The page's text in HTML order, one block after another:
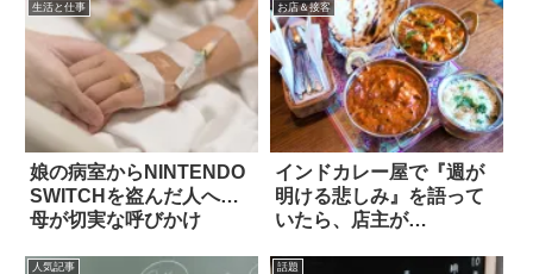
生活と仕事
娘の病室からNINTENDO
SWITCHを盗んだ人へ…
母が切実な呼びかけ
お店＆接客
インドカレー屋で『週が
明ける悲しみ』を語って
いたら、店主が…
人気記事 話題